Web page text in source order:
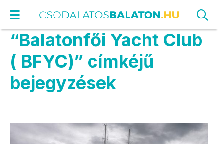
“Balatonfői Yacht Club
( BFYC)” címkéjű
bejegyzések